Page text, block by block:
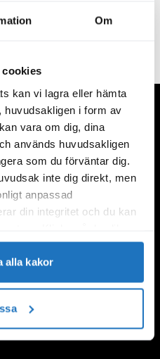
Om
cookies
kan vi lagra eller hämta
huvudsakligen i form av
vara om dig, dina
används huvudsakligen
som du förväntar dig.
inte dig direkt, men
anpassad
din integritet och du kan
på mer och ändra våra
att blockering av
av webbplatsen och
av cookies kan du
navigera till
webbläsare.
alla kakor